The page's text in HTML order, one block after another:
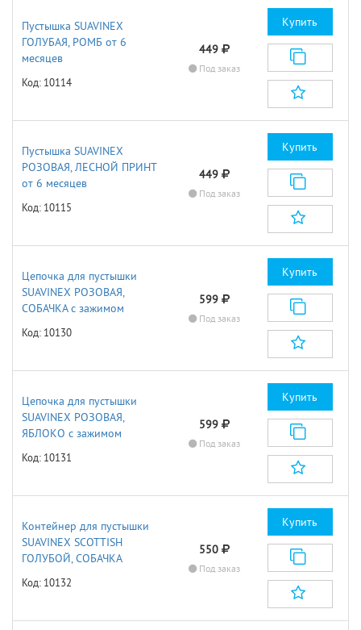
Пустышка SUAVINEX
ГОЛУБАЯ, РОМБ от 6
месяцев
Код: 10114
449
Под заказ
Купить
Пустышка SUAVINEX
РОЗОВАЯ, ЛЕСНОЙ ПРИНТ
от 6 месяцев
Код: 10115
449
Под заказ
Купить
Цепочка для пустышки
SUAVINEX РОЗОВАЯ,
СОБАЧКА с зажимом
Код: 10130
599
Под заказ
Купить
Цепочка для пустышки
SUAVINEX РОЗОВАЯ,
ЯБЛОКО с зажимом
Код: 10131
599
Под заказ
Купить
Контейнер для пустышки
SUAVINEX SCOTTISH
ГОЛУБОЙ, СОБАЧКА
Код: 10132
550
Под заказ
Купить